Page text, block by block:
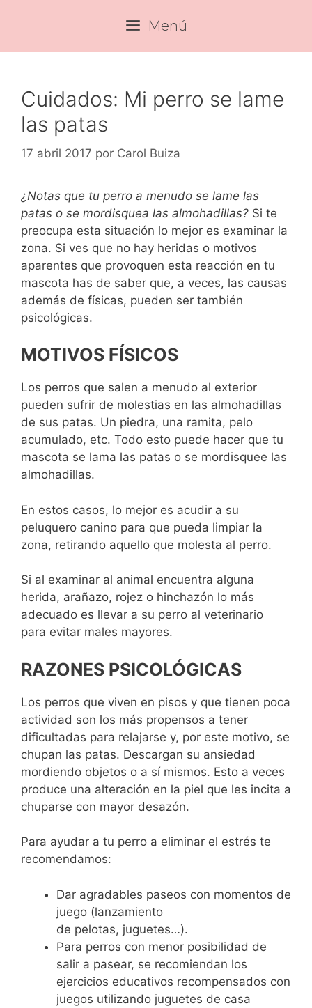
Menú
Cuidados: Mi perro se lame
las patas
17 abril 2017 por Carol Buiza
¿Notas que tu perro a menudo se lame las
patas o se mordisquea las almohadillas? Si te
preocupa esta situación lo mejor es examinar la
zona. Si ves que no hay heridas o motivos
aparentes que provoquen esta reacción en tu
mascota has de saber que, a veces, las causas
además de físicas, pueden ser también
psicológicas.
MOTIVOS FÍSICOS
Los perros que salen a menudo al exterior
pueden sufrir de molestias en las almohadillas
de sus patas. Un piedra, una ramita, pelo
acumulado, etc. Todo esto puede hacer que tu
mascota se lama las patas o se mordisquee las
almohadillas.
En estos casos, lo mejor es acudir a su
peluquero canino para que pueda limpiar la
zona, retirando aquello que molesta al perro.
Si al examinar al animal encuentra alguna
herida, arañazo, rojez o hinchazón lo más
adecuado es llevar a su perro al veterinario
para evitar males mayores.
RAZONES PSICOLÓGICAS
Los perros que viven en pisos y que tienen poca
actividad son los más propensos a tener
dificultadas para relajarse y, por este motivo, se
chupan las patas. Descargan su ansiedad
mordiendo objetos o a sí mismos. Esto a veces
produce una alteración en la piel que les incita a
chuparse con mayor desazón.
Para ayudar a tu perro a eliminar el estrés te
recomendamos:
Dar agradables paseos con momentos de
juego (lanzamiento
de pelotas, juguetes…).
Para perros con menor posibilidad de
salir a pasear, se recomiendan los
ejercicios educativos recompensados con
juegos utilizando juguetes de casa